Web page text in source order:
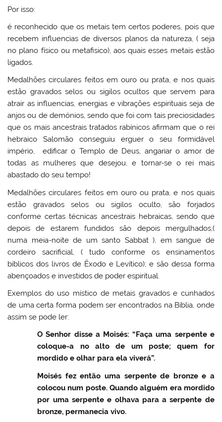
Por isso:
é reconhecido que os metais tem certos poderes, pois que
recebem influencias de diversos planos da natureza, ( seja
no plano físico ou metafisico), aos quais esses metais estão
ligados.
Medalhões circulares feitos em ouro ou prata, e nos quais
estão gravados selos ou sigilos ocultos que servem para
atrair as influencias, energias e vibrações espirituais seja de
anjos ou de demónios, sendo que foi com tais preciosidades
que os mais ancestrais tratados rabínicos afirmam que o rei
hebraico Salomão conseguiu erguer o seu formidável
império, edificar o Templo de Deus, angariar o amor de
todas as mulheres que desejou, e tornar-se o rei mais
abastado do seu tempo!
Medalhões circulares feitos em ouro ou prata, e nos quais
estão gravados selos ou sigilos oculto, são forjados
conforme certas técnicas ancestrais hebraicas, sendo que
depois de estarem fundidos são depois mergulhados,(
numa meia-noite de um santo Sabbat ), em sangue de
cordeiro sacrificial, ( tudo conforme os ensinamentos
bíblicos dos livros de Êxodo e Levítico); e são dessa forma
abençoados e investidos de poder espiritual.
Exemplos do uso místico de metais gravados e cunhados
de uma certa forma podem ser encontrados na Bíblia, onde
assim se pode ler:
O Senhor disse a Moisés: “Faça uma serpente e
coloque-a no alto de um poste; quem for
mordido e olhar para ela viverá”.
Moisés fez então uma serpente de bronze e a
colocou num poste. Quando alguém era mordido
por uma serpente e olhava para a serpente de
bronze, permanecia vivo.